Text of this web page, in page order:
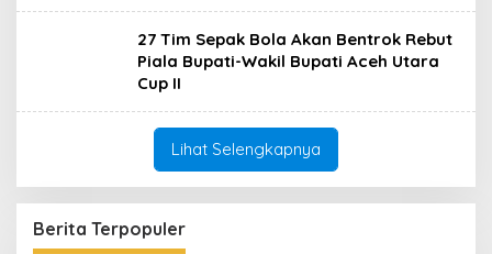
27 Tim Sepak Bola Akan Bentrok Rebut
Piala Bupati-Wakil Bupati Aceh Utara
Cup II
Lihat Selengkapnya
Berita Terpopuler